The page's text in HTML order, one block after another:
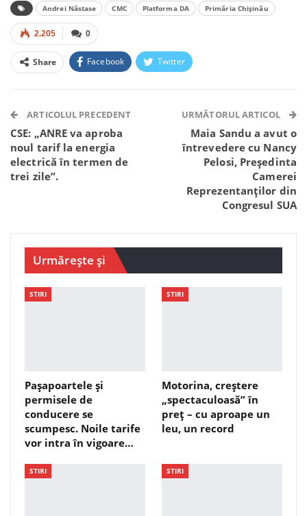
Andrei Năstase CMC Platforma DA Primăria Chișinău
0
2.205
Share Facebook Twitter
Telegram WhatsApp Viber
ARTICOLUL PRECEDENT
CSE: „ANRE va aproba
noul tarif la energia
electrică în termen de
trei zile”.
URMĂTORUL ARTICOL
Maia Sandu a avut o
întrevedere cu Nancy
Pelosi, Președinta
Camerei
Reprezentanților din
Congresul SUA
Urmărește și
STIRI
Pașapoartele și
permisele de
conducere se
scumpesc. Noile tarife
vor intra în vigoare…
STIRI
Motorina, creștere
„spectaculoasă” în
preț – cu aproape un
leu, un record
STIRI STIRI